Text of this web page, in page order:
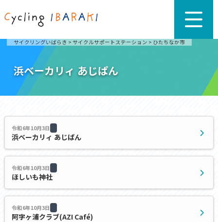
サイクリングいばらき > サイクルサポートステーション > ひたちなか市
浜ベーカリィ あじぱん
令和6年10月3日
浜ベーカリィ あじぱん
令和6年10月3日
ほしいも神社
令和6年10月3日
阿字ヶ浦クラブ(AZI Café)